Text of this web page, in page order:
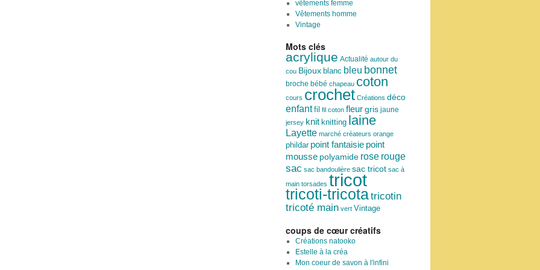
vêtements femme
Vêtements homme
Vintage
Mots clés
acrylique Actualité autour du
cou Bijoux blanc bleu bonnet
broche bébé chapeau coton
cours crochet Créations déco
enfant fil fil coton fleur gris jaune
jersey knit knitting laine
Layette marché créateurs orange
phildar point fantaisie point
mousse polyamide rose rouge
sac sac bandoulière sac tricot sac à
main torsades tricot
tricoti-tricotatricotin
tricoté main vert Vintage
coups de cœur créatifs
Créations natooko
Estelle à la créa
Mon coeur de savon à l'infini